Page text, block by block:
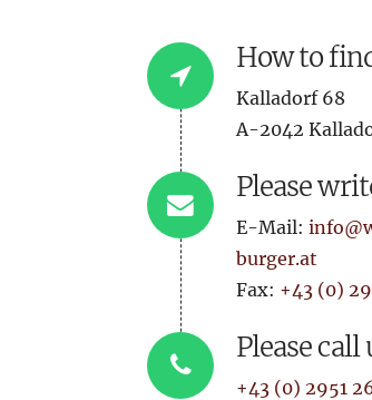
How to
Kalladorf 68
A-2042
Please
E-Mail:
burger.at
Fax: +43 (0)
Please call
+43 (0) 2951